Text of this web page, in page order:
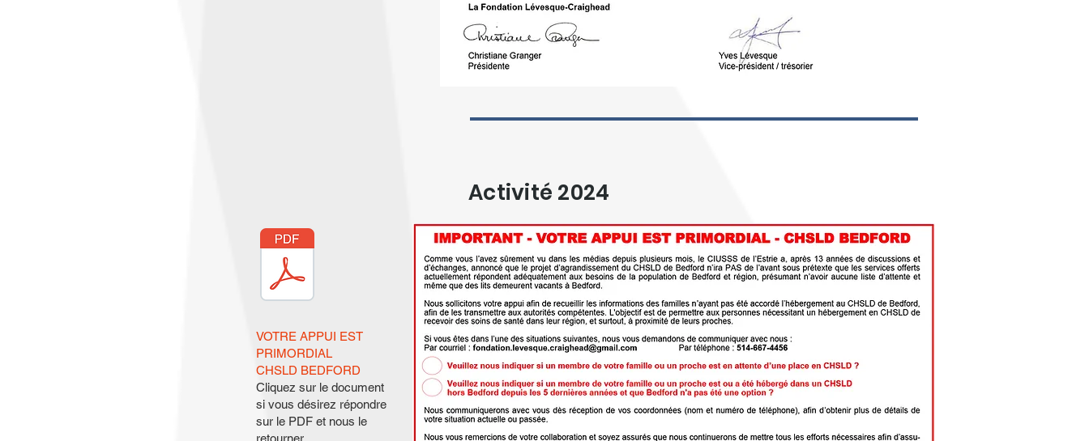
Activité 2024
VOTRE APPUI EST
PRIMORDIAL
CHSLD BEDFORD
Cliquez sur le document
si vous désirez répondre
sur le PDF et nous le
retourner